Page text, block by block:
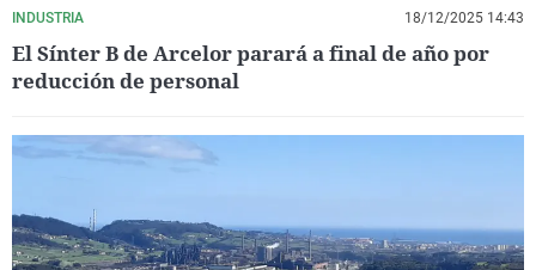
INDUSTRIA 18/12/2025 14:43
El Sínter B de Arcelor parará a final de año por
reducción de personal